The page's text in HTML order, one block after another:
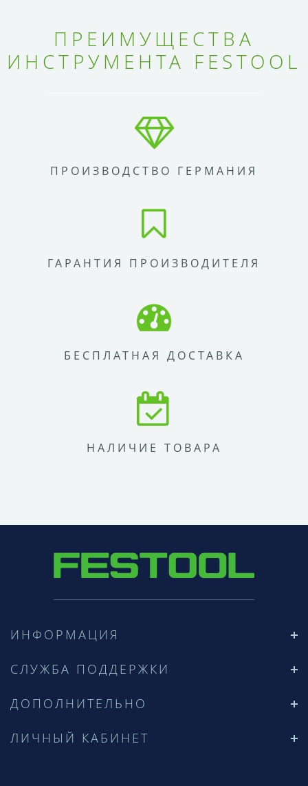
ПРЕИМУЩЕСТВА
ИНСТРУМЕНТА FESTOOL
ПРОИЗВОДСТВО ГЕРМАНИЯ
ГАРАНТИЯ ПРОИЗВОДИТЕЛЯ
БЕСПЛАТНАЯ ДОСТАВКА
НАЛИЧИЕ ТОВАРА
ИНФОРМАЦИЯ
СЛУЖБА ПОДДЕРЖКИ
ДОПОЛНИТЕЛЬНО
ЛИЧНЫЙ КАБИНЕТ